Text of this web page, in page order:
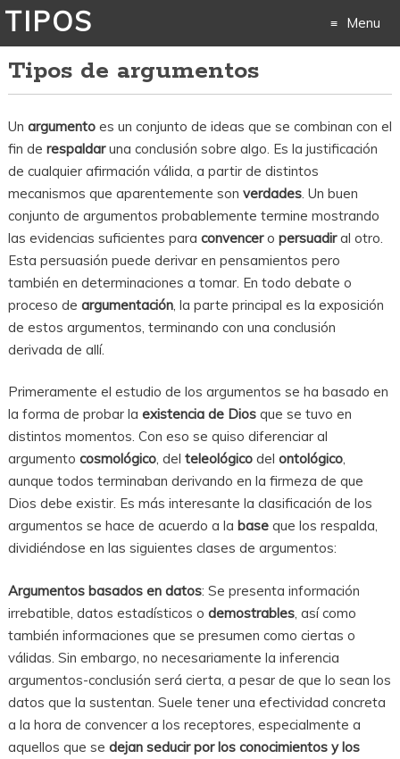
TIPOS Menu
content
Tipos de argumentos
Un argumentoes un conjunto de ideas que se combinan con el
fin de respaldaruna conclusión sobre algo. Es la justificación
de cualquier afirmación válida, a partir de distintos
mecanismos que aparentemente son verdades. Un buen
conjunto de argumentos probablemente termine mostrando
las evidencias suficientes para convencero persuadiral otro.
Esta persuasión puede derivar en pensamientos pero
también en determinaciones a tomar. En todo debate o
proceso de argumentación, la parte principal es la exposición
de estos argumentos, terminando con una conclusión
derivada de allí.
Primeramente el estudio de los argumentos se ha basado en
la forma de probar la existencia de Diosque se tuvo en
distintos momentos. Con eso se quiso diferenciar al
argumento cosmológico, del teleológicodel ontológico,
aunque todos terminaban derivando en la firmeza de que
Dios debe existir. Es más interesante la clasificación de los
argumentos se hace de acuerdo a la baseque los respalda,
dividiéndose en las siguientes clases de argumentos:
Argumentos basados en datos: Se presenta información
irrebatible, datos estadísticos o demostrables, así como
también informaciones que se presumen como ciertas o
válidas. Sin embargo, no necesariamente la inferencia
argumentos-conclusión será cierta, a pesar de que lo sean los
datos que la sustentan. Suele tener una efectividad concreta
a la hora de convencer a los receptores, especialmente a
aquellos que se dejan seducir por los conocimientos y los